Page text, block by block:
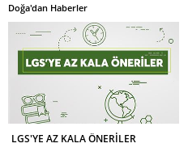
Doğa'dan Haberler
LGS'YE AZ KALA ÖNERİLER